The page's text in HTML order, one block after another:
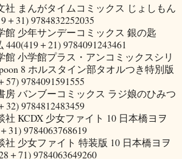
社 まんがタイムコミックス じょしもん
31) 9784832252035
館 少年サンデーコミックス 銀の匙
440(419＋21) 9784091243461
館 小学館プラス・アンコミックスシリ
8 ホルスタイン部タオルつき特別版
57) 9784091591555
房 バンブーコミックス ラジ娘のひみつ
32) 9784812483459
社 KCDX 少女ファイト 10 日本橋ヨヲ
31) 9784063768619
社 少女ファイト 特装版 10 日本橋ヨヲ
＋71) 9784063649260